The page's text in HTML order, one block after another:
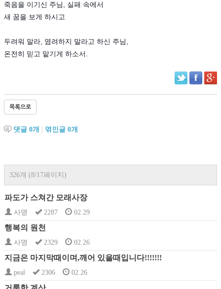
죽음을 이기신 주님, 실패 속에서
새 꿈을 보게 하시고
두려워 말라, 염려하지 말라고 하신 주님,
온전히 믿고 맡기게 하소서.
목록으로
댓글 0개 엮인글 0개
326개 (8/17페이지)
파도가 스쳐간 모래사장
사명 2287 02.29
행복의 원천
사명 2329 02.26
지금은 마지막때이며,깨어 있을때입니다!!!!!!!
peal 2306 02.26